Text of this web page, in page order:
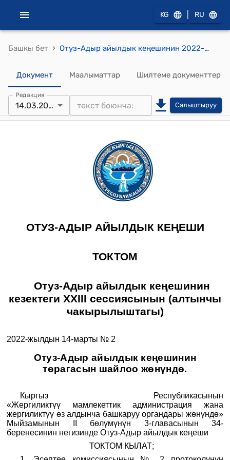
KG RU
Башкы бет › Отуз-Адыр айылдык кеңешинин 2022-жылдын 14-мартындагы № 2 "Отуз-Адыр айылдык кеңешинин тѳрагасын шайлоо жѳнүндѳ" токтому
Документ Маалыматтар Шилтеме документтер
Редакция
14.03.2022 Салыштыруу